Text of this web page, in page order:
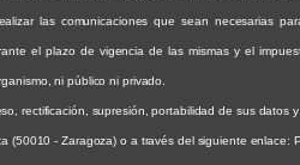
las comunicaciones que sean necesarias
el plazo de vigencia de las mismas y el
ni público ni privado.
rectificación, supresión, portabilidad de sus datos
(50010 - Zaragoza) o a través del siguiente enlace: